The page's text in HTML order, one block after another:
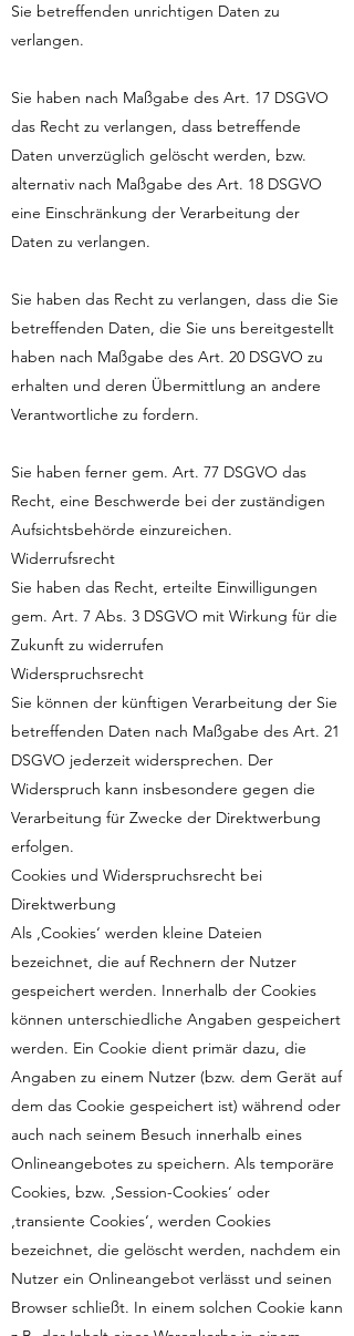
Sie betreffenden unrichtigen Daten zu
verlangen.
Sie haben nach Maßgabe des Art. 17 DSGVO
das Recht zu verlangen, dass betreffende
Daten unverzüglich gelöscht werden, bzw.
alternativ nach Maßgabe des Art. 18 DSGVO
eine Einschränkung der Verarbeitung der
Daten zu verlangen.
Sie haben das Recht zu verlangen, dass die Sie
betreffenden Daten, die Sie uns bereitgestellt
haben nach Maßgabe des Art. 20 DSGVO zu
erhalten und deren Übermittlung an andere
Verantwortliche zu fordern.
Sie haben ferner gem. Art. 77 DSGVO das
Recht, eine Beschwerde bei der zuständigen
Aufsichtsbehörde einzureichen.
Widerrufsrecht
Sie haben das Recht, erteilte Einwilligungen
gem. Art. 7 Abs. 3 DSGVO mit Wirkung für die
Zukunft zu widerrufen
Widerspruchsrecht
Sie können der künftigen Verarbeitung der Sie
betreffenden Daten nach Maßgabe des Art. 21
DSGVO jederzeit widersprechen. Der
Widerspruch kann insbesondere gegen die
Verarbeitung für Zwecke der Direktwerbung
erfolgen.
Cookies und Widerspruchsrecht bei
Direktwerbung
Als ‚Cookies‘ werden kleine Dateien
bezeichnet, die auf Rechnern der Nutzer
gespeichert werden. Innerhalb der Cookies
können unterschiedliche Angaben gespeichert
werden. Ein Cookie dient primär dazu, die
Angaben zu einem Nutzer (bzw. dem Gerät auf
dem das Cookie gespeichert ist) während oder
auch nach seinem Besuch innerhalb eines
Onlineangebotes zu speichern. Als temporäre
Cookies, bzw. ‚Session-Cookies‘ oder
‚transiente Cookies‘, werden Cookies
bezeichnet, die gelöscht werden, nachdem ein
Nutzer ein Onlineangebot verlässt und seinen
Browser schließt. In einem solchen Cookie kann